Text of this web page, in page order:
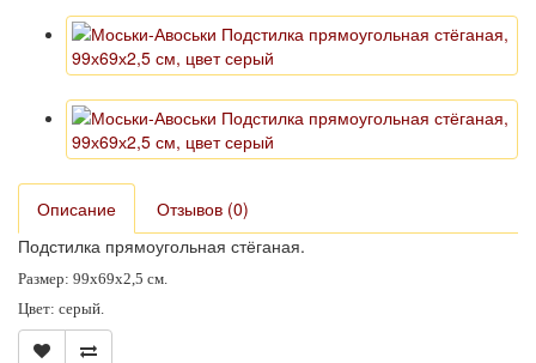
Описание
Отзывов (0)
Подстилка прямоугольная стёганая.
Размер: 99х69х2,5 см.
Цвет: серый.